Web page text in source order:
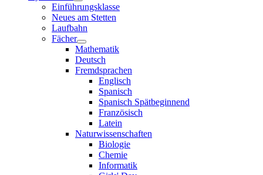
Einführungsklasse
Neues am Stetten
Laufbahn
Fächer
Mathematik
Deutsch
Fremdsprachen
Englisch
Spanisch
Spanisch Spätbeginnend
Französisch
Latein
Naturwissenschaften
Biologie
Chemie
Informatik